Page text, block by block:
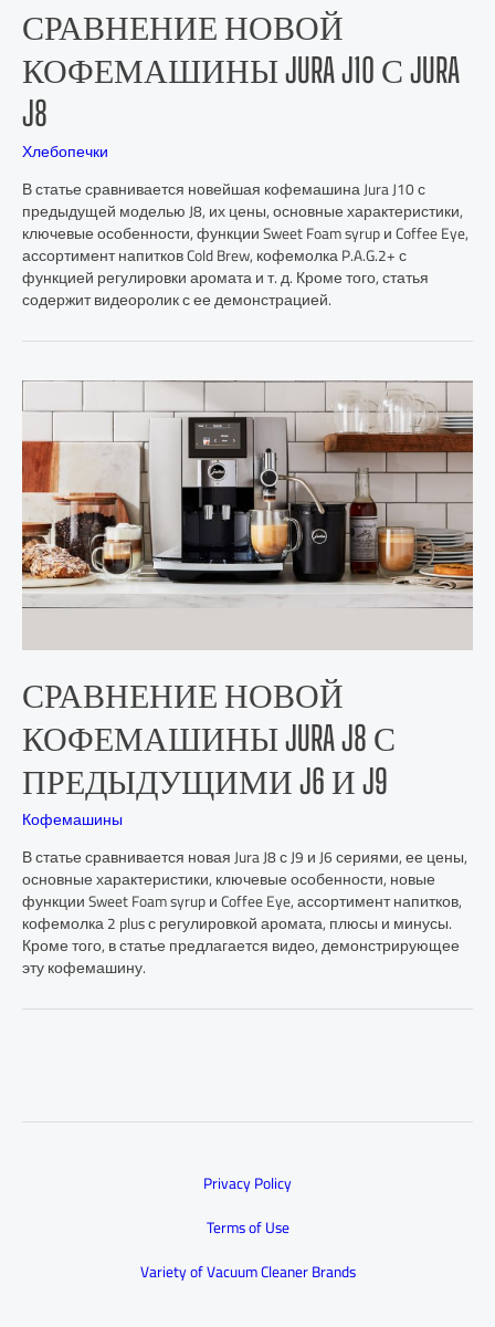
СРАВНЕНИЕ НОВОЙ
КОФЕМАШИНЫ JURA J10 С JURA
J8
Хлебопечки
В статье сравнивается новейшая кофемашина Jura J10 с
предыдущей моделью J8, их цены, основные характеристики,
ключевые особенности, функции Sweet Foam syrup и Coffee Eye,
ассортимент напитков Cold Brew, кофемолка P.A.G.2+ с
функцией регулировки аромата и т. д. Кроме того, статья
содержит видеоролик с ее демонстрацией.
СРАВНЕНИЕ НОВОЙ
КОФЕМАШИНЫ JURA J8 С
ПРЕДЫДУЩИМИ J6 И J9
Кофемашины
В статье сравнивается новая Jura J8 с J9 и J6 сериями, ее цены,
основные характеристики, ключевые особенности, новые
функции Sweet Foam syrup и Coffee Eye, ассортимент напитков,
кофемолка 2 plus с регулировкой аромата, плюсы и минусы.
Кроме того, в статье предлагается видео, демонстрирующее
эту кофемашину.
Privacy Policy
Terms of Use
Variety of Vacuum Cleaner Brands